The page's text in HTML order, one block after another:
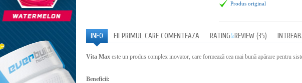
Produs original
INFO FII PRIMUL CARE COMENTEAZA RATING&REVIEW (35)
Vita Max este un produs complex inovator, care formează cea mai bună apărare pentru
Beneficii: